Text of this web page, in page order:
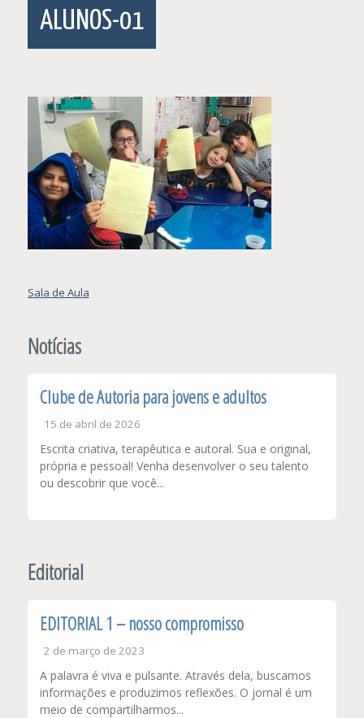
ALUNOS-01
Navegação
Post
Sala de Aula
Notícias
Clube de Autoria para jovens e adultos
15 de abril de 2026
Escrita criativa, terapêutica e autoral. Sua e original,
própria e pessoal! Venha desenvolver o seu talento
ou descobrir que você...
Editorial
EDITORIAL 1 – nosso compromisso
2 de março de 2023
A palavra é viva e pulsante. Através dela, buscamos
informações e produzimos reflexões. O jornal é um
meio de compartilharmos...